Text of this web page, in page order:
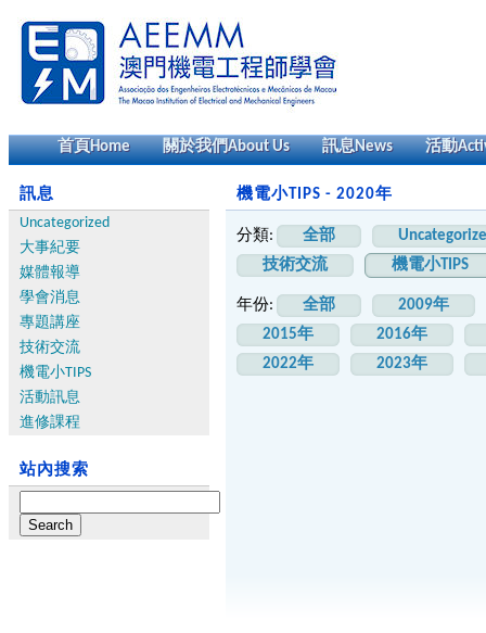
首頁Home 關於我們About Us 訊息News 活動
訊息
Uncategorized
大事紀要
媒體報導
學會消息
專題講座
技術交流
機電小TIPS
活動訊息
進修課程
站內搜索
for:
機電小TIPS - 2020年
分類: 全部
技術交流
機電小TIPS
年份: 全部
2009年
2015年
2016年
2022年
2023年